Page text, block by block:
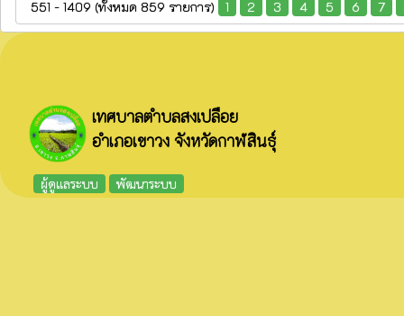
551 - 1409 (ทั้งหมด 859 รายการ)
1 2 3 4 5 6 7
เทศบาลตำบลสงเปลือย
อำเภอเขาวง จังหวัดกาฬสินธุ์
ผู้ดูแลระบบ พัฒนาระบบ